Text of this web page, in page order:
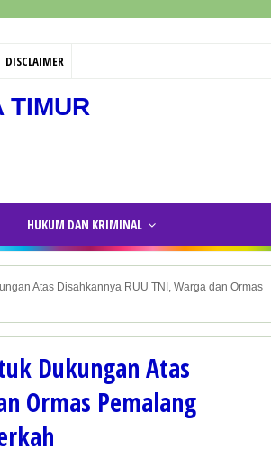
DISCLAIMER
TIMUR
HUKUM DAN KRIMINAL
Atas Disahkannya RUU TNI, Warga dan Ormas
Dukungan Atas
Ormas Pemalang